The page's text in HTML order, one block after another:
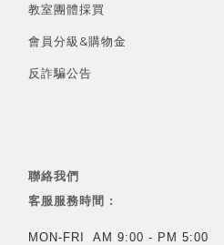
教室團體採買
會員分級&購物金
反詐騙公告
聯絡我們
客服服務時間 :
MON-FRI AM 9:00 - PM 5:00